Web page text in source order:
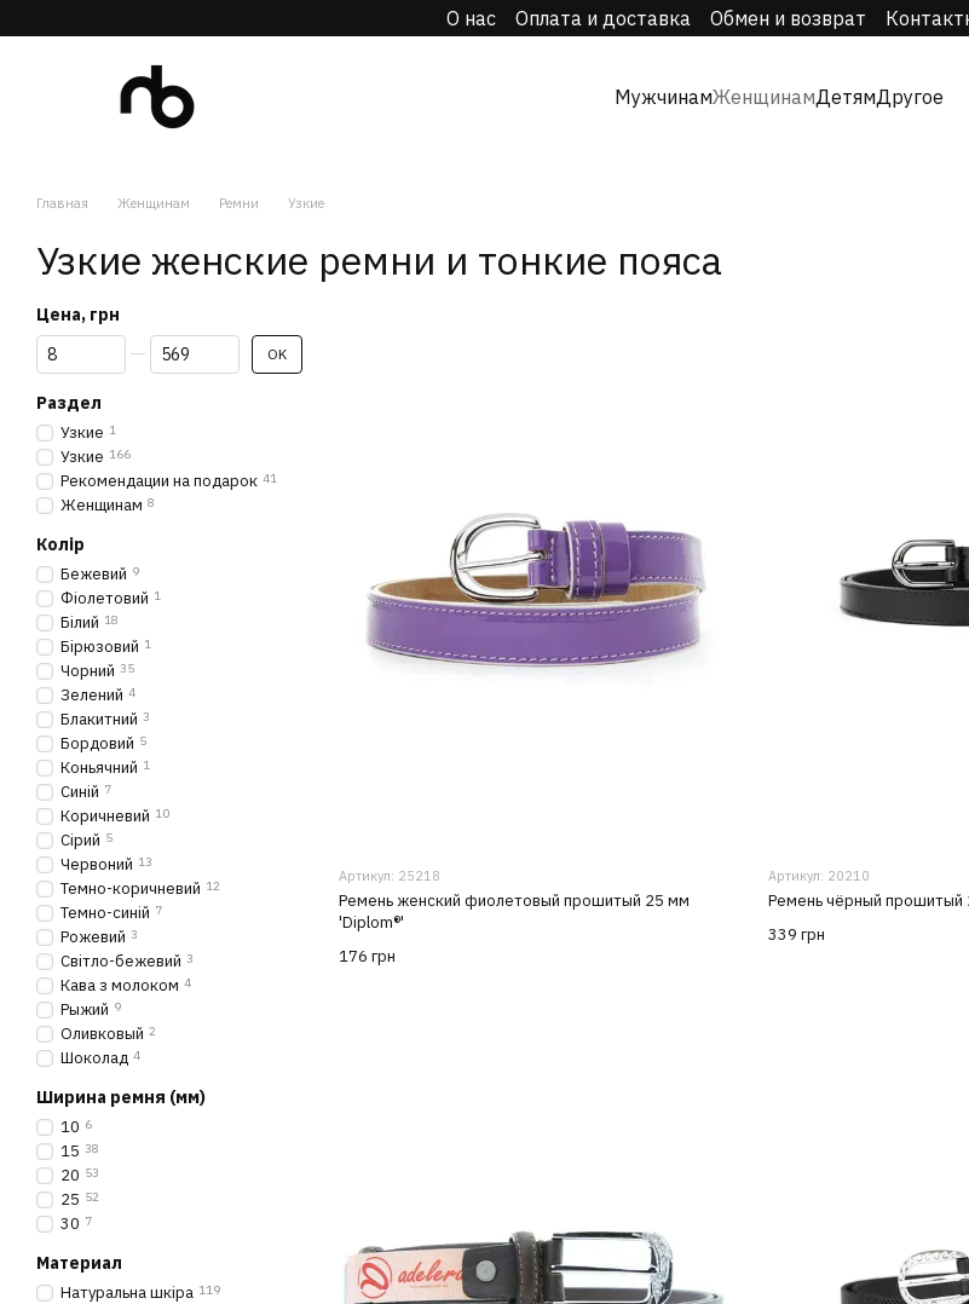
О нас Оплата и доставка Обмен и возврат
МужчинамЖенщинамДетямДругое
Главная Женщинам Ремни Узкие
Узкие женские ремни и тонкие пояса
Артикул: 25218
Ремень женский фиолетовый прошитый 25 мм
'Diplom®'
176 грн
Артикул: 20210
Ремень чёрный прошитый
339 грн
Цена, грн
От Цена, грн
До Цена, грн OK
Раздел
Узкие 1
Узкие 166
Рекомендации на подарок 41
Женщинам 8
Колір
Бежевий 9
Фіолетовий 1
Білий 18
Бірюзовий 1
Чорний 35
Зелений 4
Блакитний 3
Бордовий 5
Коньячний 1
Синій 7
Коричневий 10
Сірий 5
Червоний 13
Темно-коричневий 12
Темно-синій 7
Рожевий 3
Світло-бежевий 3
Кава з молоком 4
Рыжий 9
Оливковый 2
Шоколад 4
Ширина ремня (мм)
10 6
15 38
20 53
25 52
30 7
Материал
Натуральна шкіра 119